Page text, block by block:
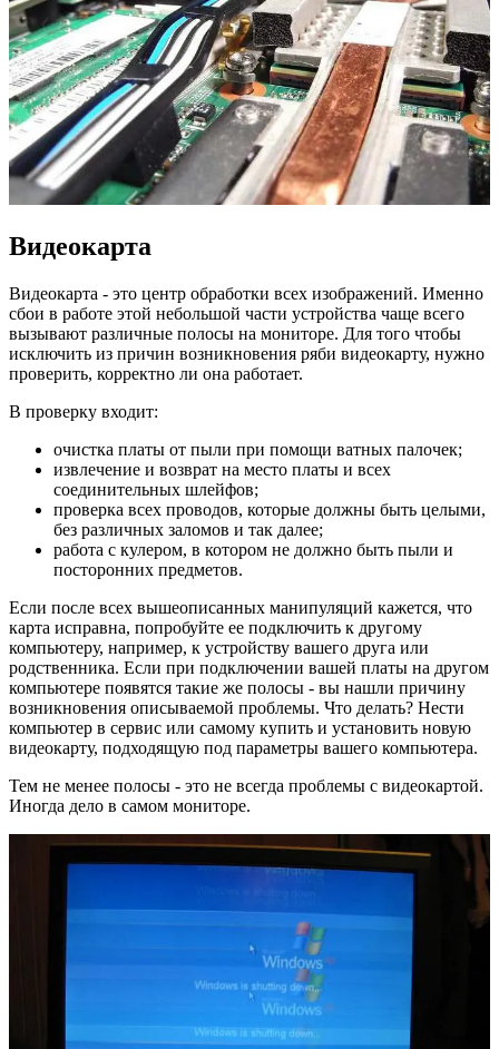
Видеокарта
Видеокарта - это центр обработки всех изображений. Именно
сбои в работе этой небольшой части устройства чаще всего
вызывают различные полосы на мониторе. Для того чтобы
исключить из причин возникновения ряби видеокарту, нужно
проверить, корректно ли она работает.
В проверку входит:
очистка платы от пыли при помощи ватных палочек;
извлечение и возврат на место платы и всех
соединительных шлейфов;
проверка всех проводов, которые должны быть целыми,
без различных заломов и так далее;
работа с кулером, в котором не должно быть пыли и
посторонних предметов.
Если после всех вышеописанных манипуляций кажется, что
карта исправна, попробуйте ее подключить к другому
компьютеру, например, к устройству вашего друга или
родственника. Если при подключении вашей платы на другом
компьютере появятся такие же полосы - вы нашли причину
возникновения описываемой проблемы. Что делать? Нести
компьютер в сервис или самому купить и установить новую
видеокарту, подходящую под параметры вашего компьютера.
Тем не менее полосы - это не всегда проблемы с видеокартой.
Иногда дело в самом мониторе.